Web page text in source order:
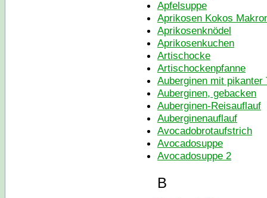
Apfelsuppe
Aprikosen Kokos
Aprikosenknödel
Aprikosenkuchen
Artischocke
Artischockenpfanne
Auberginen mit pikanter
Auberginen, gebacken
Auberginen-Reisauflauf
Auberginenauflauf
Avocadobrotaufstrich
Avocadosuppe
Avocadosuppe 2
B